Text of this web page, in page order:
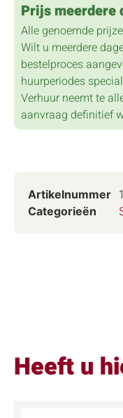
Prijs meerdere
Alle genoemde
Wilt u meerdere
bestelproces
huurperiodes
Verhuur neemt te
aanvraag definitief
Artikelnummer
Categorieën
Heeft u